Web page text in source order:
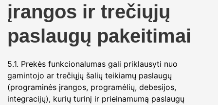
įrangos ir trečiųjų
paslaugų pakeitimai
5.1. Prekės funkcionalumas gali priklausyti nuo
gamintojo ar trečiųjų šalių teikiamų paslaugų
(programinės įrangos, programėlių, debesijos,
integracijų), kurių turinį ir prieinamumą paslaugų